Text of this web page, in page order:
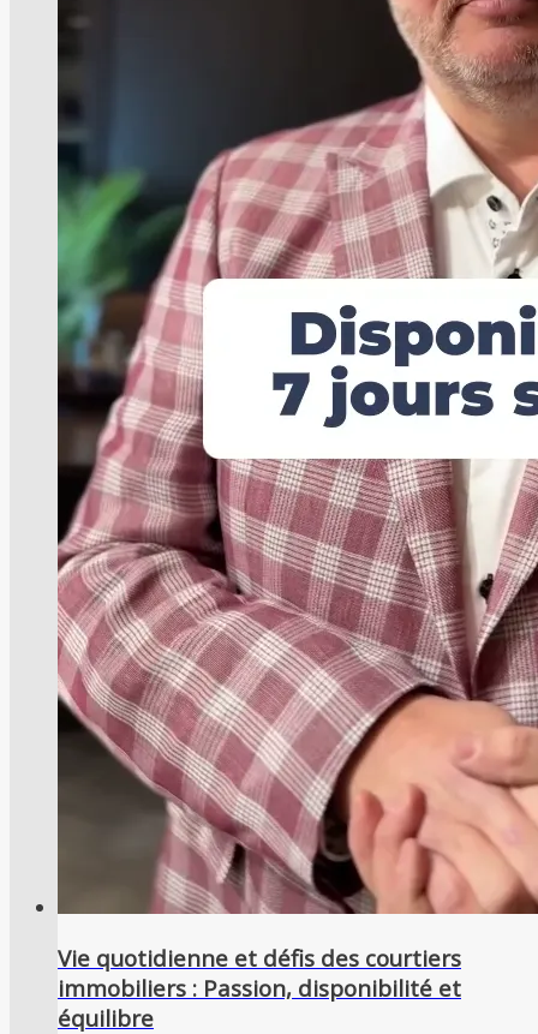
Vie quotidienne et défis des courtiers
immobiliers : Passion, disponibilité et
équilibre